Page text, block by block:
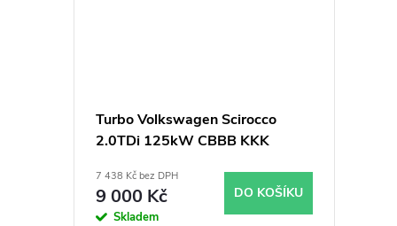
Turbo Volkswagen Scirocco
2.0TDi 125kW CBBB KKK
53039700137
7 438 Kč bez DPH
9 000 Kč
Skladem
DO KOŠÍKU